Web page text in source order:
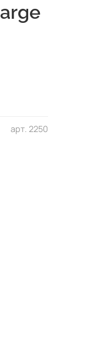
арт. 2250